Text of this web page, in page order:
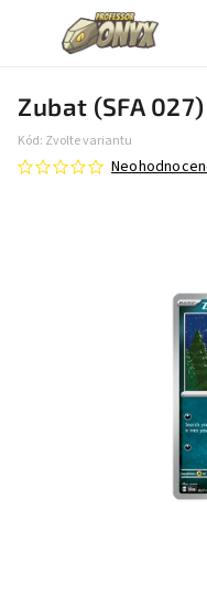
Zubat (SFA 027)
Kód: Zvolte variantu